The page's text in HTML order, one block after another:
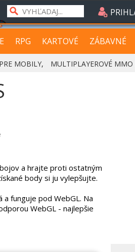
RPG KARTOVÉ ZÁBAVNÉ
MOBILY, MULTIPLAYEROVÉ MMO
a hrajte proti ostatným
body si ju vylepšujte.
a funguje pod WebGL. Na
WebGL - najlepšie